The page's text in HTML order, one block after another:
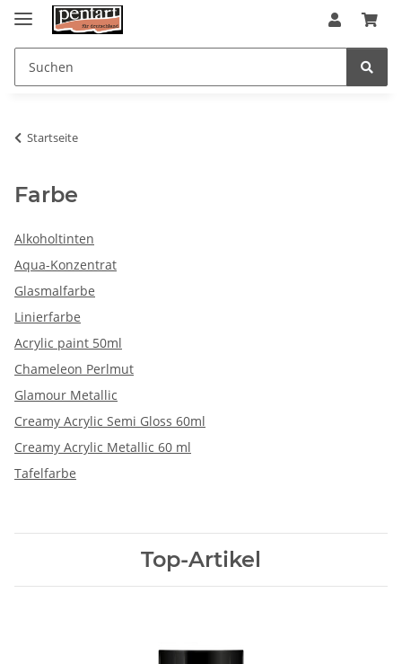
Startseite
Farbe
Alkoholtinten
Aqua-Konzentrat
Glasmalfarbe
Linierfarbe
Acrylic paint 50ml
Chameleon Perlmut
Glamour Metallic
Creamy Acrylic Semi Gloss 60ml
Creamy Acrylic Metallic 60 ml
Tafelfarbe
Top-Artikel